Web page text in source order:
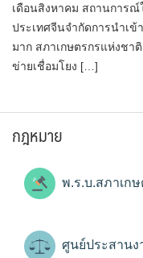
เดือนสิงหาคม สถานการ
ประเทศจีนจำกัดการนำเข้
มาก สภาเกษตรกรแห่งชา
ข่ายเชื่อมโยง […]
กฎหมาย
พ.ร.บ.สภาเก
ศูนย์ประสาน